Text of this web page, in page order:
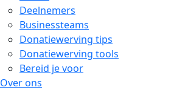
Deelnemers
Businessteams
Donatiewerving tips
Donatiewerving tools
Bereid je voor
Over ons